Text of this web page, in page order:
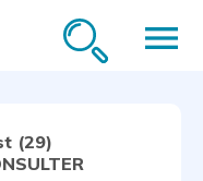
menu
(29)